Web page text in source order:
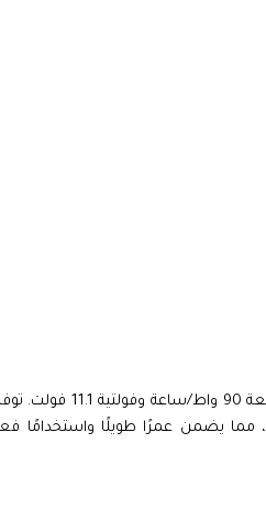
هي بطارية ليثيوم أيون عالية
، مما يضمن عمرًا طويلًا واستخدامًا